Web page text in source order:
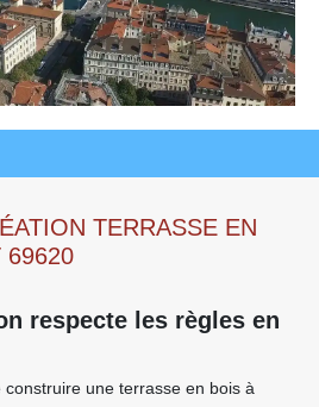
TERRASSE EN
69620
respecte les règles en
une terrasse en bois à